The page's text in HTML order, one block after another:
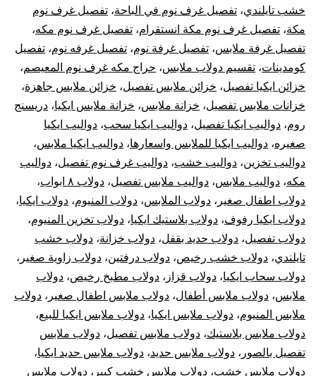
خشب تايلندي، تفصيل غرف نوم في الباحة، تفصيل غرف نوم
مكة، تفصيل غرف نوم مكة انستقرام، تفصيل غرف نوم مكه،
تفصيل غرفة ملابس، تفصيل غرفة نوم، تفصيل غرفه نوم، تفصيل
كومدينات، تقسيم دولاب ملابس، حراج مكه غرف نوم المعيصم،
خزائن ايكيا تفصيل، خزائن ملابس تفصيل، خزائن ملابس جاهزة،
خزانات ملابس تفصيل، خزانة ملابس، خزانة ملابس ايكيا، دريسنج
روم، دواليب ايكيا تفصيل، دواليب ايكيا سحب، دواليب ايكيا
صغيره، دواليب ايكيا للملابس واسعارها، دواليب ايكيا ملابس،
دواليب تخزين، دواليب خشب، دواليب غرف نوم تفصيل، دواليب
مكه، دواليب ملابس، دواليب ملابس تفصيل، دولاب ٨ ابواب
،
دولاب اطفال صغير ، دولاب الملابس، دولاب المنيوم، دولاب ايكيا،
دولاب ايكيا رفوف، دولاب بلاستيك ايكيا، دولاب تخزين المنيوم،
دولاب تفصيل، دولاب حديد بقفل، دولاب خزانة، دولاب خشب
تايلندي، دولاب خشب رخيص، دولاب درفتين، دولاب زاوية صغير ،
دولاب سحاب ايكيا، دولاب قزاز ، دولاب مطبخ رخيص، دولاب
ملابس، دولاب ملابس أطفال، دولاب ملابس اطفال صغير ، دولاب
ملابس المنيوم، دولاب ملابس ايكيا، دولاب ملابس ايكيا للبيع،
دولاب ملابس بلاستيك، دولاب ملابس تفصيل، دولاب ملابس
تفصيل بالصور ، دولاب ملابس حديد، دولاب ملابس حديد ايكيا،
دولاب ملابس خشب، دولاب ملابس خشب كبير ، دولاب ملابس